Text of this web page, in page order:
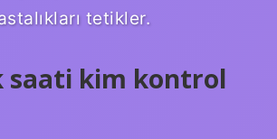
tetikler.
saati kim kontrol